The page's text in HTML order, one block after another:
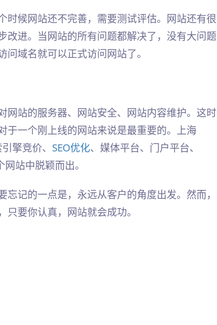
时候网站还不完善，需要测试评估。网站还有很
改进。当网站的所有问题都解决了，没有大问题
域名就可以正式访问网站了。
网站的服务器、网站安全、网站内容维护。这时
于一个刚上线的网站来说是最重要的。上海
擎竞价、 SEO优化、媒体平台、门户平台、
站中脱颖而出。
记的一点是，永远从客户的角度出发。然而，
要你认真，网站就会成功。